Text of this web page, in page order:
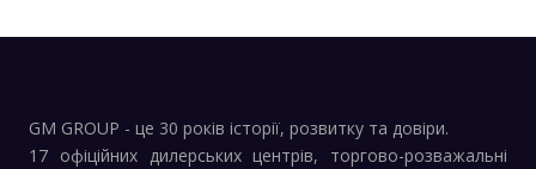
GM GROUP - це 30 років історії, розвитку та довіри.
17 офіційних дилерських центрів, торгово-розважальні